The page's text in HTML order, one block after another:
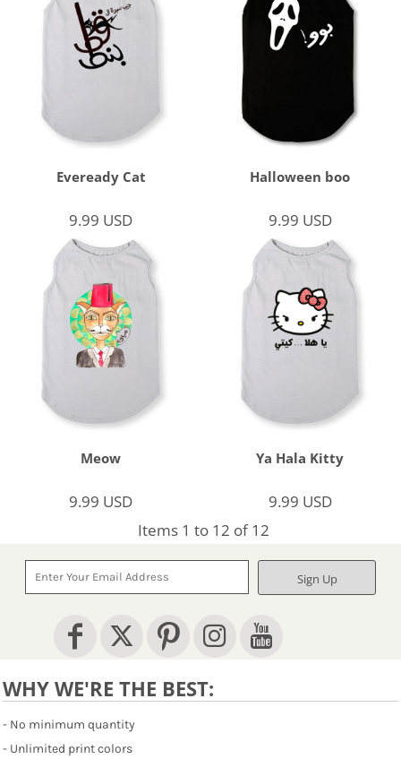
Eveready Cat
9.99 USD
Halloween boo
9.99 USD
Meow
9.99 USD
Ya Hala Kitty
9.99 USD
Items 1 to 12 of 12
Sign Up
WHY WE'RE THE BEST:
- No minimum quantity
- Unlimited print colors